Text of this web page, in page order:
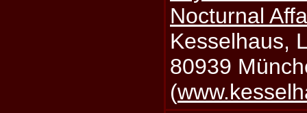
Nocturnal
Kesselhaus,
80939
(